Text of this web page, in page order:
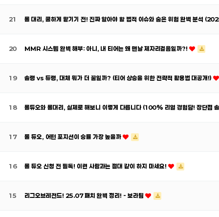
21 롤 대리, 쿨하게 맡기기 전! 진짜 알아야 할 법적 이슈와 숨은 위험 완벽 분석
20 MMR 시스템 완벽 해부: 아니, 내 티어는 왜 맨날 제자리걸음일까?!
19 솔랭 vs 듀랭, 대체 뭐가 더 꿀일까? (티어 상승을 위한 전략적 활용법 대공개!)
18 롤듀오와 롤대리, 실제로 해보니 이렇게 다릅니다 (100% 리얼 경험담! 장단점
17 롤 듀오, 어떤 포지션이 승률 가장 높을까
16 롤 듀오 신청 전 필독! 이런 사람과는 절대 같이 하지 마세요!
15 리그오브레전드! 25.07 패치 완벽 정리! - 보라팀